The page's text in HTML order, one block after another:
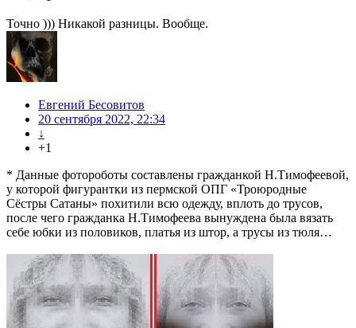
Точно ))) Никакой разницы. Вообще.
Евгений Бесовитов
20 сентября 2022, 22:34
↓
+1
* Данные фотороботы составлены гражданкой Н.Тимофеевой,
у которой фигурантки из пермской ОПГ «Троюродные
Сёстры Сатаны» похитили всю одежду, вплоть до трусов,
после чего гражданка Н.Тимофеева вынуждена была вязать
себе юбки из половиков, платья из штор, а трусы из тюля…